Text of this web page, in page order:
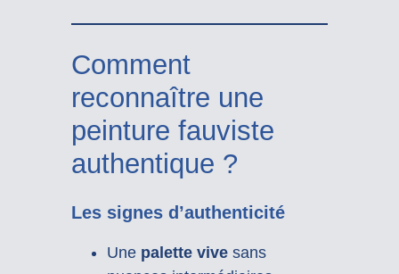
Comment
reconnaître une
peinture fauviste
authentique ?
Les signes d’authenticité
Une palette vivesans